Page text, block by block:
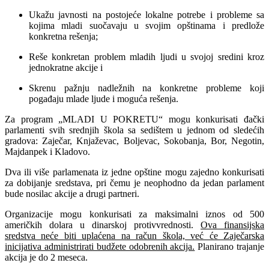
Ukažu javnosti na postojeće lokalne potrebe i probleme sa
kojima mladi suočavaju u svojim opštinama i predlože
konkretna rešenja;
Reše konkretan problem mladih ljudi u svojoj sredini kroz
jednokratne akcije i
Skrenu pažnju nadležnih na konkretne probleme koji
pogađaju mlade ljude i moguća rešenja.
Za program „MLADI U POKRETU“ mogu konkurisati đački
parlamenti svih srednjih škola sa sedištem u jednom od sledećih
gradova: Zaječar, Knjaževac, Boljevac, Sokobanja, Bor, Negotin,
Majdanpek i Kladovo.
Dva ili više parlamenata iz jedne opštine mogu zajedno konkurisati
za dobijanje sredstava, pri čemu je neophodno da jedan parlament
bude nosilac akcije a drugi partneri.
Organizacije mogu konkurisati za maksimalni iznos od 500
američkih dolara u dinarskoj protivvrednosti. Ova finansijska
sredstva neće biti uplaćena na račun škola, već će Zaječarska
inicijativa administrirati budžete odobrenih akcija. Planirano trajanje
akcija je do 2 meseca.